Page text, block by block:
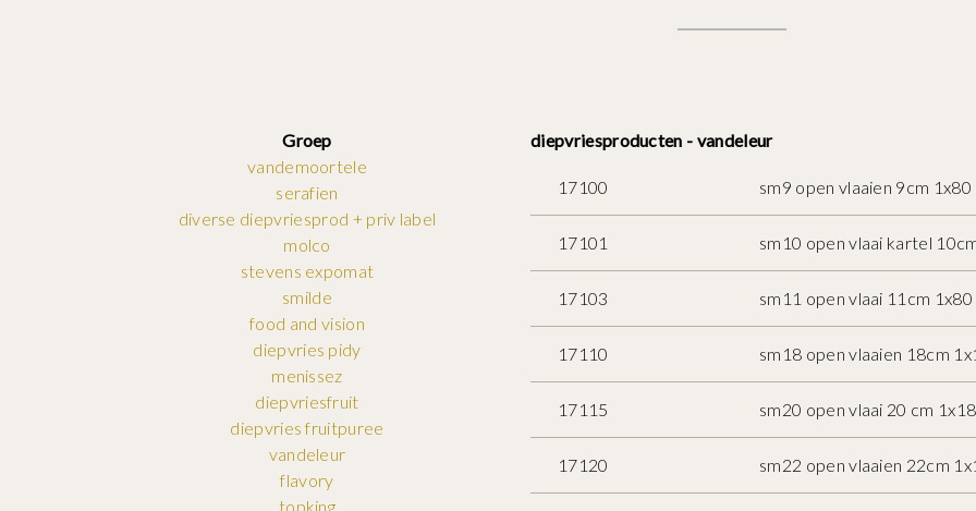
diepvriesproducten - vandeleur
17100 sm9 open vlaaien 9cm 1x80
17101 sm10 open vlaai kartel
17103 sm11 open vlaai 11cm
17110 sm18 open vlaaien 18cm
17115 sm20 open vlaai 20 cm
17120 sm22 open vlaaien 22cm
Groep
vandemoortele
serafien
diverse diepvriesprod + priv label
molco
stevens expomat
smilde
food and vision
diepvries pidy
menissez
diepvriesfruit
diepvries fruitpuree
vandeleur
flavory
topking